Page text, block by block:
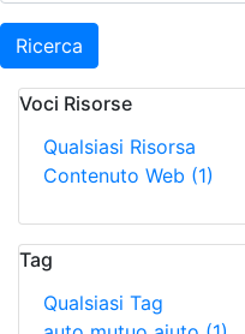
Ricerca
Voci Risorse
Qualsiasi Risorsa
Contenuto Web (1)
Tag
Qualsiasi Tag